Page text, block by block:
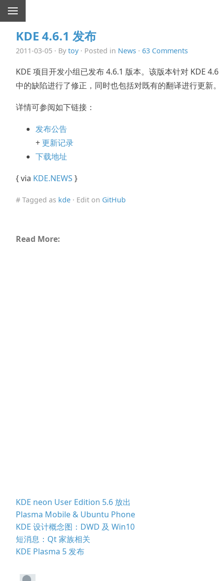
KDE 4.6.1 发布
2011-03-05 · By toy· Posted in News · 63 Comments
KDE 项目开发小组已发布 4.6.1 版本。该版本针对 KDE 4.6
中的缺陷进行了修正，同时也包括对既有的翻译进行更新。
详情可参阅如下链接：
发布公告
+更新记录
下载地址
{ via KDE.NEWS }
# Tagged as kde · Edit on GitHub
Read More:
KDE neon User Edition 5.6 放出
Plasma Mobile & Ubuntu Phone
KDE 设计概念图：DWD 及 Win10
短消息：Qt 家族相关
KDE Plasma 5 发布